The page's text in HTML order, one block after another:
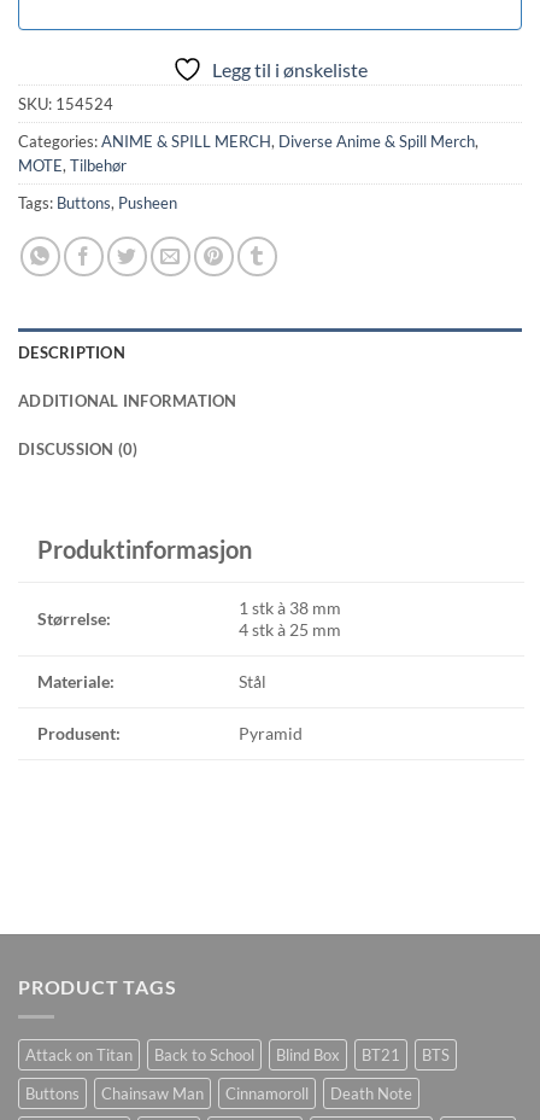
Legg til i ønskeliste
SKU: 154524
Categories:ANIME & SPILL MERCH, Diverse Anime & Spill Merch,
MOTE,Tilbehør
Tags: Buttons, Pusheen
DESCRIPTION
ADDITIONAL INFORMATION
DISCUSSION (0)
Produktinformasjon
Størrelse:
1 stk à 38 mm
4 stk à 25 mm
Materiale: Stål
Produsent: Pyramid
PRODUCT TAGS
Attack on Titan Back to School Blind Box BT21
BTS
Buttons
Chainsaw Man Cinnamoroll
Death Note